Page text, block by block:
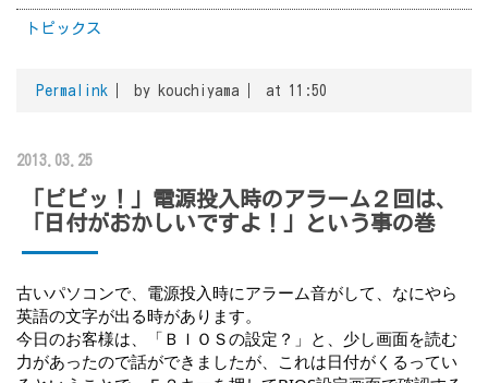
トピックス
Permalink by kouchiyama at 11:50
2013.03.25
「ピピッ！」電源投入時のアラーム２回は、
「日付がおかしいですよ！」という事の巻
古いパソコンで、電源投入時にアラーム音がして、なにやら
英語の文字が出る時があります。
今日のお客様は、「ＢＩＯＳの設定？」と、少し画面を読む
力があったので話ができましたが、これは日付がくるってい